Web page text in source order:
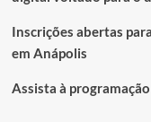
Inscrições abertas
em Anápolis
Assista à